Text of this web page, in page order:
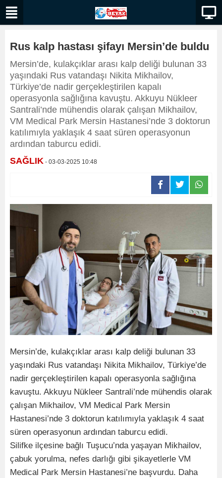
Rus kalp hastası şifayı Mersin’de buldu
Mersin’de, kulakçıklar arası kalp deliği bulunan 33
yaşındaki Rus vatandaşı Nikita Mikhailov,
Türkiye’de nadir gerçekleştirilen kapalı
operasyonla sağlığına kavuştu. Akkuyu Nükleer
Santrali’nde mühendis olarak çalışan Mikhailov,
VM Medical Park Mersin Hastanesi’nde 3 doktorun
katılımıyla yaklaşık 4 saat süren operasyonun
ardından taburcu edidi.
SAĞLIK - 03-03-2025 10:48
Mersin’de, kulakçıklar arası kalp deliği bulunan 33
yaşındaki Rus vatandaşı Nikita Mikhailov, Türkiye’de
nadir gerçekleştirilen kapalı operasyonla sağlığına
kavuştu. Akkuyu Nükleer Santrali’nde mühendis olarak
çalışan Mikhailov, VM Medical Park Mersin
Hastanesi’nde 3 doktorun katılımıyla yaklaşık 4 saat
süren operasyonun ardından taburcu edidi.
Silifke ilçesine bağlı Tuşucu’nda yaşayan Mikhailov,
çabuk yorulma, nefes darlığı gibi şikayetlerle VM
Medical Park Mersin Hastanesi’ne başvurdu. Daha